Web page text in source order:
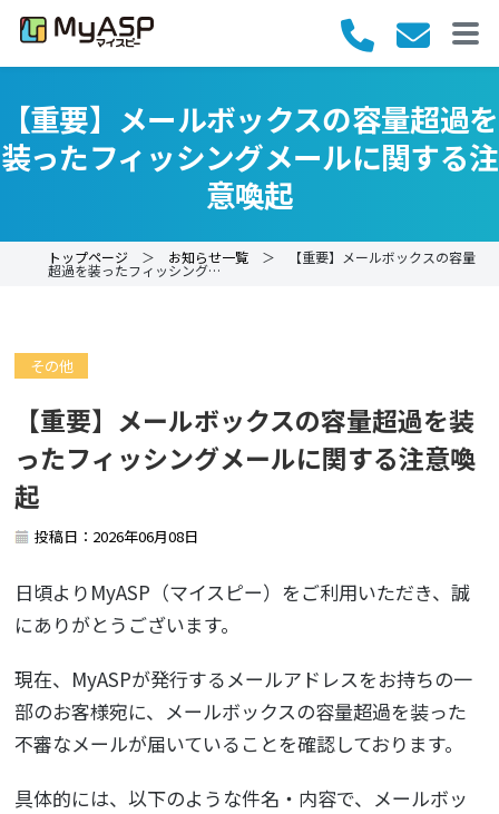
【重要】メールボックスの容量超過を
装ったフィッシングメールに関する注
意喚起
トップページ ＞ お知らせ一覧 ＞ 【重要】メールボックスの容量
超過を装ったフィッシング…
その他
【重要】メールボックスの容量超過を装
ったフィッシングメールに関する注意喚
起
投稿日：2026年06月08日
日頃よりMyASP（マイスピー）をご利用いただき、誠
にありがとうございます。
現在、MyASPが発行するメールアドレスをお持ちの一
部のお客様宛に、メールボックスの容量超過を装った
不審なメールが届いていることを確認しております。
具体的には、以下のような件名・内容で、メールボッ